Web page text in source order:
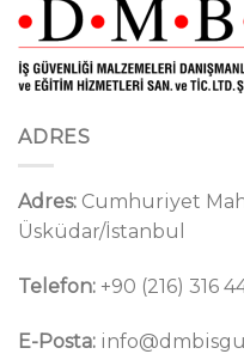
ADRES
Adres: Cumhuriyet
Üsküdar/İstanbul
Telefon: +90 (216) 316
E-Posta: